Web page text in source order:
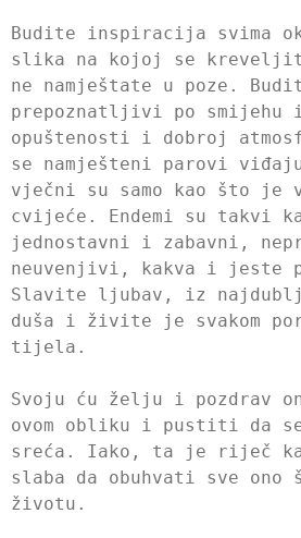
Budite inspiracija svima
slika na kojoj se
ne namještate u poze.
prepoznatljivi po smijehu
opuštenosti i dobroj
se namješteni parovi
vječni su samo kao što je
cvijeće. Endemi su takvi
jednostavni i zabavni,
neuvenjivi, kakva i jeste
Slavite ljubav, iz
duša i živite je svakom
tijela.
Svoju ću želju i pozdrav
ovom obliku i pustiti da
sreća. Iako, ta je riječ
slaba da obuhvati sve ono
životu.